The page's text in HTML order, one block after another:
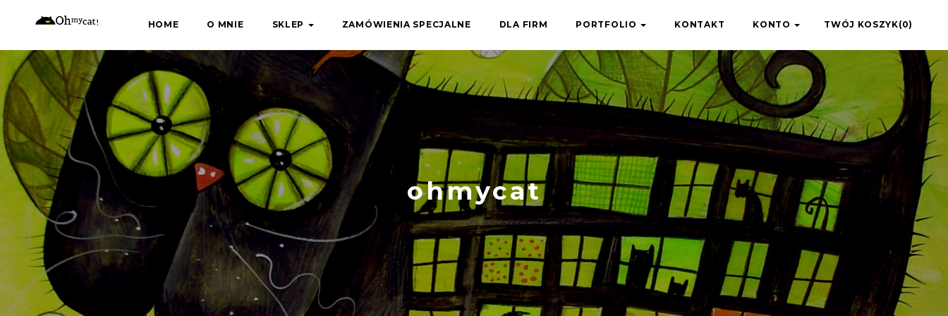
content
HOME O MNIE SKLEP ZAMÓWIENIA SPECJALNE DLA FIRM PORTFOLIO KONTAKT KONTO TWÓJ KOSZYK(0)
ohmycat